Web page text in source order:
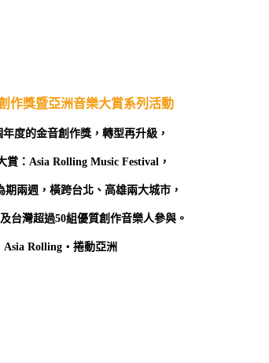
作獎暨亞洲音樂大賞系列活動
年度的金音創作獎，轉型再升級，
賞： Asia Rolling Music Festival，
期兩週，橫跨台北、高雄兩大城市，
台灣超過50組優質創作音樂人參與。
Asia Rolling ・捲動亞洲